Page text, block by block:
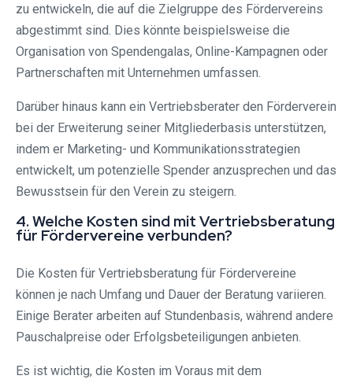
zu entwickeln, die auf die Zielgruppe des Fördervereins
abgestimmt sind. Dies könnte beispielsweise die
Organisation von Spendengalas, Online-Kampagnen oder
Partnerschaften mit Unternehmen umfassen.
Darüber hinaus kann ein Vertriebsberater den Förderverein
bei der Erweiterung seiner Mitgliederbasis unterstützen,
indem er Marketing- und Kommunikationsstrategien
entwickelt, um potenzielle Spender anzusprechen und das
Bewusstsein für den Verein zu steigern.
4. Welche Kosten sind mit Vertriebsberatung
für Fördervereine verbunden?
Die Kosten für Vertriebsberatung für Fördervereine
können je nach Umfang und Dauer der Beratung variieren.
Einige Berater arbeiten auf Stundenbasis, während andere
Pauschalpreise oder Erfolgsbeteiligungen anbieten.
Es ist wichtig, die Kosten im Voraus mit dem